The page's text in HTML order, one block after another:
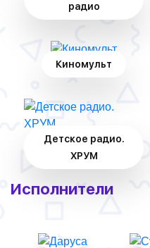
радио
Киномульт
Детское радио.
ХРУМ
Исполнители